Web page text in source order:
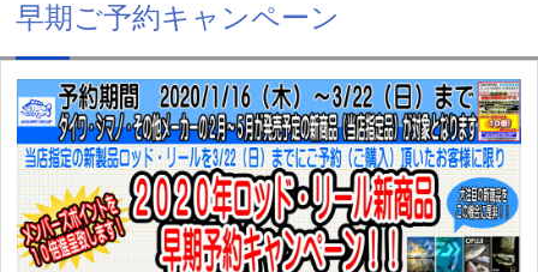
早期ご予約キャンペーン